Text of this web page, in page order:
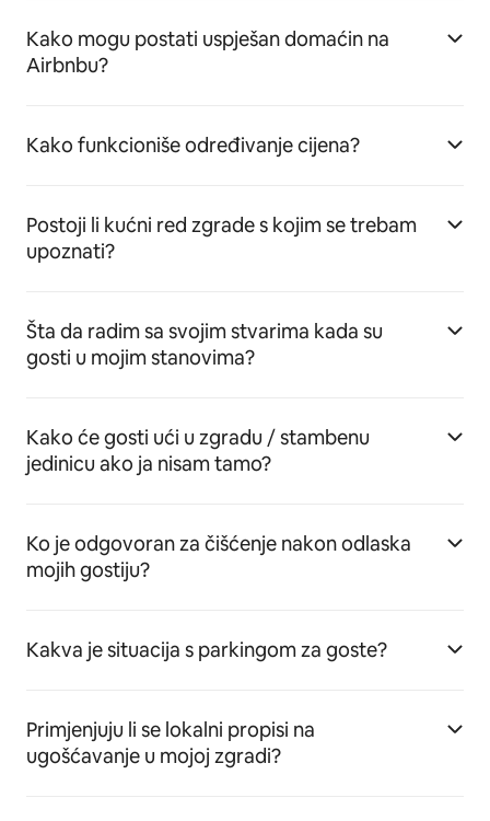
Kako mogu postati uspješan domaćin na
Airbnbu?
Kako funkcioniše određivanje cijena?
Postoji li kućni red zgrade s kojim se trebam
upoznati?
Šta da radim sa svojim stvarima kada su
gosti u mojim stanovima?
Kako će gosti ući u zgradu / stambenu
jedinicu ako ja nisam tamo?
Ko je odgovoran za čišćenje nakon odlaska
mojih gostiju?
Kakva je situacija s parkingom za goste?
Primjenjuju li se lokalni propisi na
ugošćavanje u mojoj zgradi?